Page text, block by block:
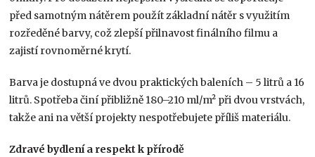
před samotným nátěrem použít základní nátěr s využitím
rozředěné barvy, což zlepší přilnavost finálního filmu a
zajistí rovnoměrné krytí.
Barva je dostupná ve dvou praktických baleních – 5 litrů a 16
litrů. Spotřeba činí přibližně 180–210 ml/m² při dvou vrstvách,
takže ani na větší projekty nespotřebujete příliš materiálu.
Zdravé bydlení a respekt k přírodě